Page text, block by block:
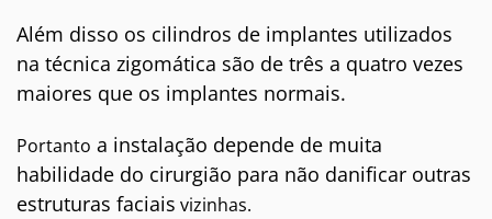
Além disso os cilindros de implantes utilizados
na técnica zigomática são de três a quatro vezes
maiores que os implantes normais.
Portanto a instalação depende de muita
habilidade do cirurgião para não danificar outras
estruturas faciais vizinhas.